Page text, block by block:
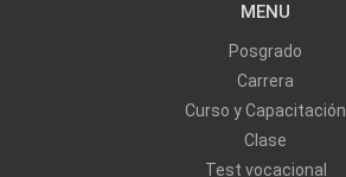
MENU
Posgrado
Carrera
Curso y Capacitación
Clase
Test vocacional